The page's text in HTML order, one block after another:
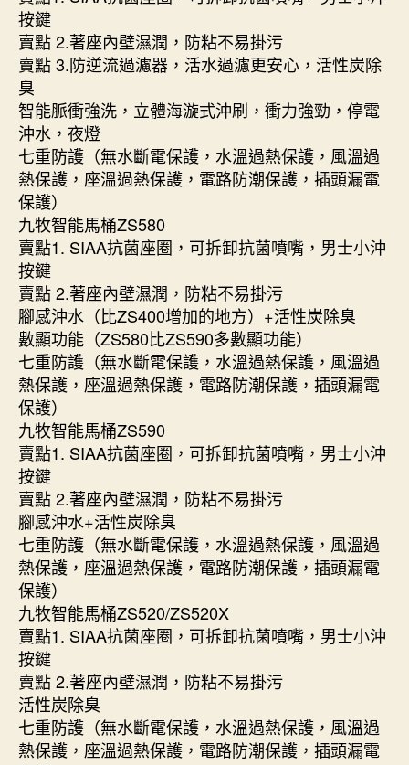
按鍵
賣點 2.著座內壁濕潤，防粘不易掛污
賣點 3.防逆流過濾器，活水過濾更安心，活性炭除
臭
智能脈衝強洗，立體海漩式沖刷，衝力強勁，停電
沖水，夜燈
七重防護（無水斷電保護，水溫過熱保護，風溫過
熱保護，座溫過熱保護，電路防潮保護，插頭漏電
保護）
九牧智能馬桶ZS580
賣點1. SIAA抗菌座圈，可拆卸抗菌噴嘴，男士小沖
按鍵
賣點 2.著座內壁濕潤，防粘不易掛污
腳感沖水（比ZS400增加的地方）+活性炭除臭
數顯功能（ZS580比ZS590多數顯功能）
七重防護（無水斷電保護，水溫過熱保護，風溫過
熱保護，座溫過熱保護，電路防潮保護，插頭漏電
保護）
九牧智能馬桶ZS590
賣點1. SIAA抗菌座圈，可拆卸抗菌噴嘴，男士小沖
按鍵
賣點 2.著座內壁濕潤，防粘不易掛污
腳感沖水+活性炭除臭
七重防護（無水斷電保護，水溫過熱保護，風溫過
熱保護，座溫過熱保護，電路防潮保護，插頭漏電
保護）
九牧智能馬桶ZS520/ZS520X
賣點1. SIAA抗菌座圈，可拆卸抗菌噴嘴，男士小沖
按鍵
賣點 2.著座內壁濕潤，防粘不易掛污
活性炭除臭
七重防護（無水斷電保護，水溫過熱保護，風溫過
熱保護，座溫過熱保護，電路防潮保護，插頭漏電